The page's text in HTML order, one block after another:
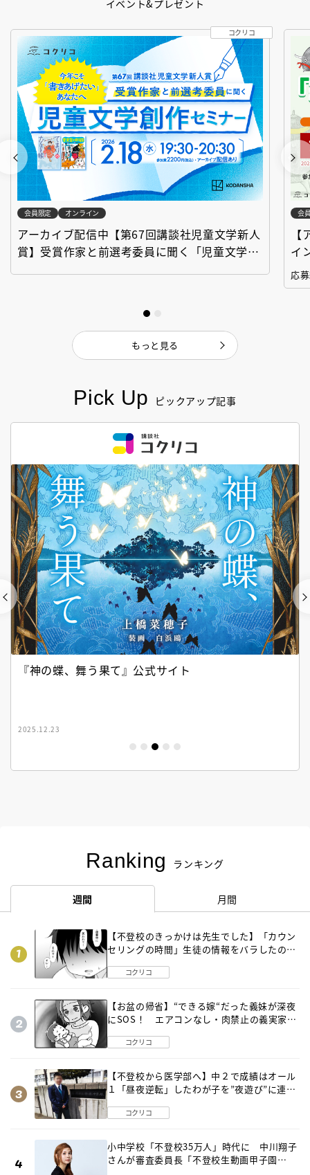
Pick Up ピックアップ記事
『神の蝶、舞う果て』公式サイト
2025.12.23
Ranking ランキング
週間 月間
【不登校のきっかけは先生でした】「カウン
セリングの時間」生徒の情報をバラしたの
コクリコ
【お盆の帰省】“できる嫁“だった義妹が深夜
にSOS！ エアコンなし・肉禁止の義実家ル
コクリコ
【不登校から医学部へ】中２で成績はオール
１「昼夜逆転」したわが子を”夜遊び”に連れ
コクリコ
小中学校「不登校35万人」時代に 中川翔子
さんが審査委員長「不登校生動画甲子園
イベント&プレゼント
コクリコ
会員限定 オンライン
アーカイブ配信中【第67回講談社児童文学新人
賞】受賞作家と前選考委員に聞く「児童文学創
会
イ
「
応
もっと見る